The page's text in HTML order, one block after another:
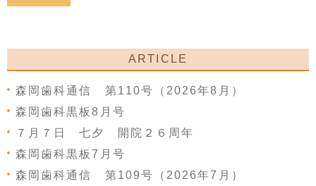
ARTICLE
森岡歯科通信 第110号（2026年8月）
森岡歯科黒板8月号
７月７日 七夕 開院２６周年
森岡歯科黒板7月号
森岡歯科通信 第109号（2026年7月）